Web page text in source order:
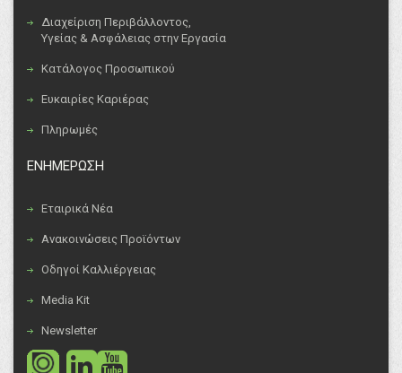
Διαχείριση Περιβάλλοντος,
Υγείας & Ασφάλειας στην Εργασία
Κατάλογος Προσωπικού
Ευκαιρίες Καριέρας
Πληρωμές
ΕΝΗΜΕΡΩΣΗ
Εταιρικά Νέα
Ανακοινώσεις Προϊόντων
Οδηγοί Καλλιέργειας
Media Kit
Newsletter